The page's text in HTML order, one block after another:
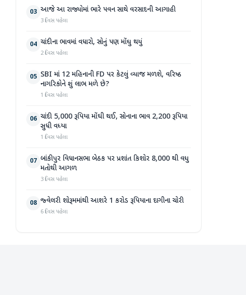
03 આજે આ રાજ્યોમાં ભારે પવન સાથે વરસાદની આગાહી
3 દિવસ પહેલા
04 ચાંદીના ભાવમાં વધારો, સોનું પણ મોંઘુ થયું
2 દિવસ પહેલા
05 SBI માં 12 મહિનાની FD પર કેટલું વ્યાજ મળશે, વરિષ્ઠ
નાગરિકોને શું લાભ મળે છે?
1 દિવસ પહેલા
06 ચાંદી 5,000 રૂપિયા મોંઘી થઈ, સોનાના ભાવ 2,200 રૂપિયા
સુધી વધ્યા
1 દિવસ પહેલા
07 બાંકીપુર વિધાનસભા બેઠક પર પ્રશાંત કિશોર 8,000 થી વધુ
મતોથી આગળ
3 દિવસ પહેલા
08 જ્વેલરી શોરૂમમાંથી આશરે 1 કરોડ રૂપિયાના દાગીના ચોરી
6 દિવસ પહેલા